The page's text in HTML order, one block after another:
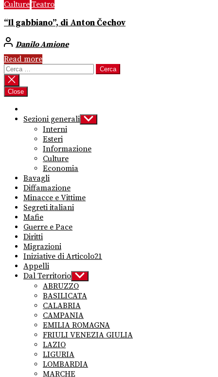
Culture Teatro
“Il gabbiano”, di Anton Čechov
Danilo Amione
Read more
Ricerca
per:
Close
Sezioni generali Show
sub
Interni
Esteri
Informazione
Culture
Economia
Bavagli
Diffamazione
Minacce e Vittime
Segreti italiani
Mafie
Guerre e Pace
Diritti
Migrazioni
Iniziative di Articolo21
Appelli
Dal Territorio Show
sub
menu
ABRUZZO
BASILICATA
CALABRIA
CAMPANIA
EMILIA ROMAGNA
FRIULI VENEZIA GIULIA
LAZIO
LIGURIA
LOMBARDIA
MARCHE